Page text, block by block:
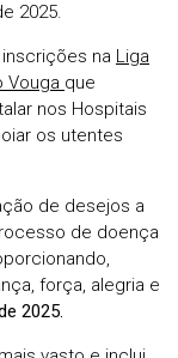
2025.
na Liga
Vouga que
nos Hospitais
os utentes
de desejos a
de doença
força, alegria e
2025.